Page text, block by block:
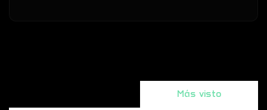
Más visto